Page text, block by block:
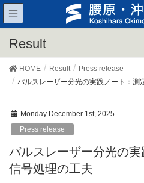
Result
HOME Result
Press release
パルスレーザー分光の実践ノート：測
Monday December 1st, 2025
Press release
パルスレーザー分光の実践ノート：測定系と
信号処理の工夫